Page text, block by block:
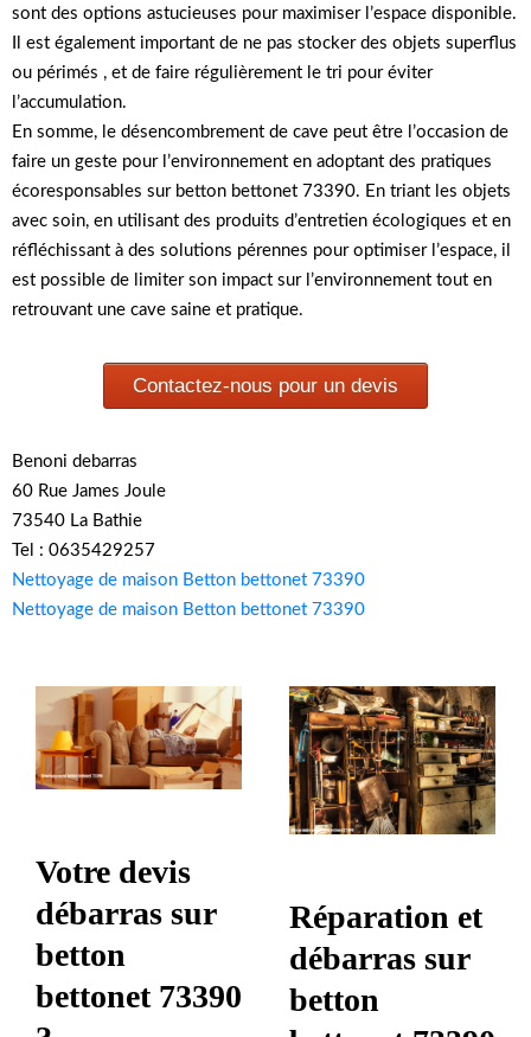
sont des options astucieuses pour maximiser l’espace disponible.
Il est également important de ne pas stocker des objets superflus
ou périmés , et de faire régulièrement le tri pour éviter
l’accumulation.
En somme, le désencombrement de cave peut être l’occasion de
faire un geste pour l’environnement en adoptant des pratiques
écoresponsables sur betton bettonet 73390. En triant les objets
avec soin, en utilisant des produits d’entretien écologiques et en
réfléchissant à des solutions pérennes pour optimiser l’espace, il
est possible de limiter son impact sur l’environnement tout en
retrouvant une cave saine et pratique.
Contactez-nous pour un devis
Benoni debarras
60 Rue James Joule
73540 La Bathie
Tel : 0635429257
Nettoyage de maison Betton bettonet 73390
Nettoyage de maison Betton bettonet 73390
Votre devis
débarras sur
betton
bettonet 73390
Réparation et
débarras sur
betton